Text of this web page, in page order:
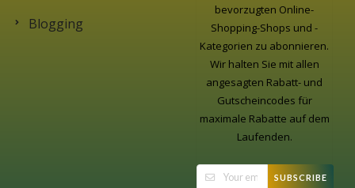
Blogging
bevorzugten Online-
Shopping-Shops und -
Kategorien zu abonnieren.
Wir halten Sie mit allen
angesagten Rabatt- und
Gutscheincodes für
maximale Rabatte auf dem
Laufenden.
SUBSCRIBE